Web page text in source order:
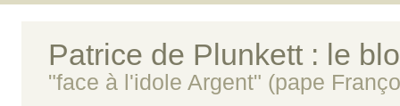
Patrice de Plunkett : le
"face à l'idole Argent" (pape